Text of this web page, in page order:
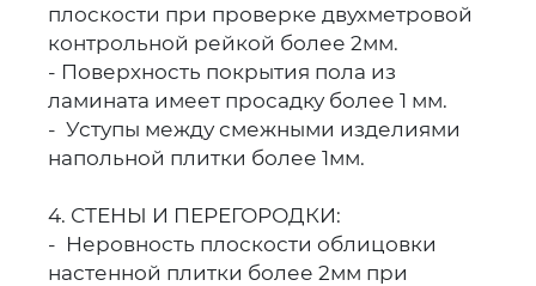
плоскости при проверке двухметровой
контрольной рейкой более 2мм.
- Поверхность покрытия пола из
ламината имеет просадку более 1 мм.
- Уступы между смежными изделиями
напольной плитки более 1мм.
4. СТЕНЫ И ПЕРЕГОРОДКИ:
- Неровность плоскости облицовки
настенной плитки более 2мм при